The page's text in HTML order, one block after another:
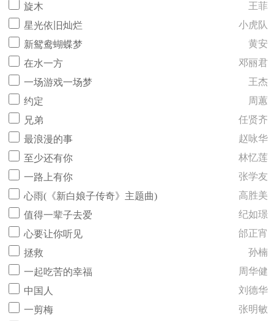
旋木
王菲
星光依旧灿烂
小虎队
新鸳鸯蝴蝶梦
黄安
在水一方
邓丽君
一场游戏一场梦
王杰
约定
周蕙
兄弟
任贤齐
最浪漫的事
赵咏华
至少还有你
林忆莲
一路上有你
张学友
心雨(《新白娘子传奇》主题曲)
高胜美
值得一辈子去爱
纪如璟
心要让你听见
邰正宵
拯救
孙楠
一起吃苦的幸福
周华健
中国人
刘德华
一剪梅
张明敏